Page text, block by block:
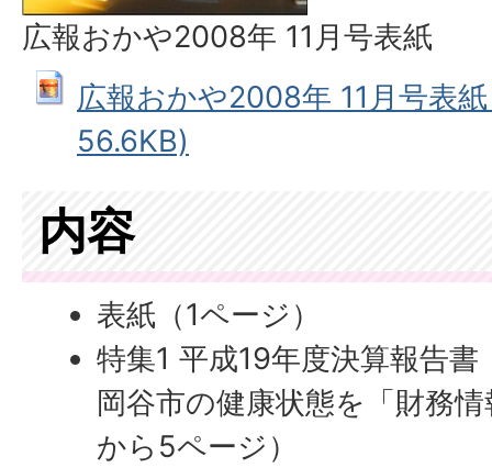
広報おかや2008年 11月号表紙
広報おかや2008年 11月号表
56.6KB)
内容
表紙（1ページ）
特集1 平成19年度決算報告書
岡谷市の健康状態を「財務
から5ページ）